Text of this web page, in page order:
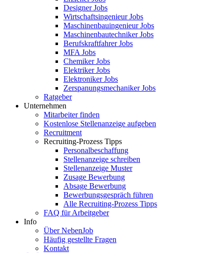
Designer Jobs
Wirtschaftsingenieur Jobs
Maschinenbauingenieur Jobs
Maschinenbautechniker Jobs
Berufskraftfahrer Jobs
MFA Jobs
Chemiker Jobs
Elektriker Jobs
Elektroniker Jobs
Zerspanungsmechaniker Jobs
Ratgeber
Unternehmen
Mitarbeiter finden
Kostenlose Stellenanzeige aufgeben
Recruitment
Recruiting-Prozess Tipps
Personalbeschaffung
Stellenanzeige schreiben
Stellenanzeige Muster
Zusage Bewerbung
Absage Bewerbung
Bewerbungsgespräch führen
Alle Recruiting-Prozess Tipps
FAQ für Arbeitgeber
Info
Über NebenJob
Häufig gestellte Fragen
Kontakt